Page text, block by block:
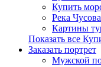
Купить
Река
Картины
Показать все
Заказать портрет
Мужской